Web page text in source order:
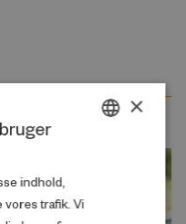
×
indhold,
vores trafik. Vi